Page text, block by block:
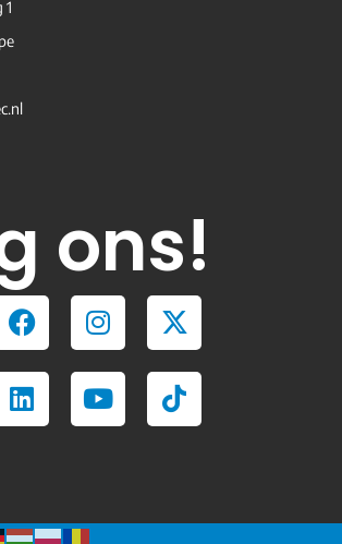
ons!